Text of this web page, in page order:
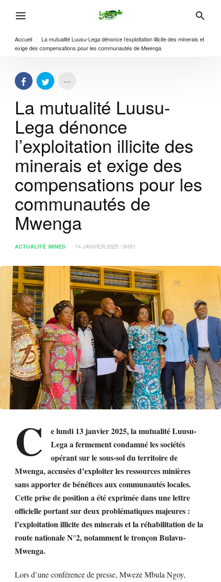
Accueil
La mutualité Luusu-Lega dénonce l’exploitation illicite des minerais et
exige des compensations pour les communautés de Mwenga
La mutualité Luusu-
Lega dénonce
l’exploitation illicite des
minerais et exige des
compensations pour les
communautés de
Mwenga
ACTUALITÉ MINES 14 JANVIER 2025 / 9H51
C
e lundi 13 janvier 2025, la mutualité Luusu-
Lega a fermement condamné les sociétés
opérant sur le sous-sol du territoire de
Mwenga, accusées d’exploiter les ressources minières
sans apporter de bénéfices aux communautés locales.
Cette prise de position a été exprimée dans une lettre
officielle portant sur deux problématiques majeures :
l’exploitation illicite des minerais et la réhabilitation de la
route nationale N°2, notamment le tronçon Bulavu-
Mwenga.
Lors d’une conférence de presse, Mweze Mbula Ngoy,